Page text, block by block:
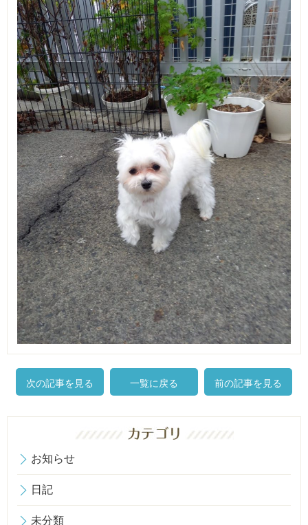
次の記事を見る 一覧に戻る 前の記事を見る
お知らせ
日記
未分類